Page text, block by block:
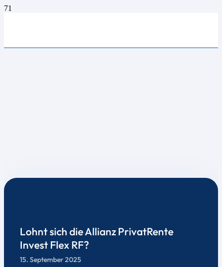
Lohnt sich die Allianz PrivatRente
Invest Flex RF?
15. September 2025